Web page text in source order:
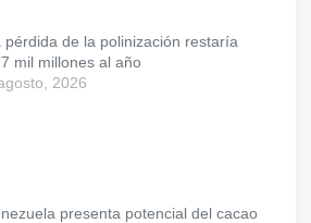
pérdida de la polinización restaría
mil millones al año
2026
presenta potencial del cacao